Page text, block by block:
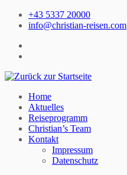
Zum
Inhalt
+43 5337 20000
info@christian-reisen.com
Home
Aktuelles
Reiseprogramm
Christian’s Team
Kontakt
Impressum
Datenschutz